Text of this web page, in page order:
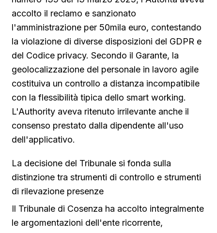
accolto il reclamo e sanzionato
l'amministrazione per 50mila euro, contestando
la violazione di diverse disposizioni del GDPR e
del Codice privacy. Secondo il Garante, la
geolocalizzazione del personale in lavoro agile
costituiva un controllo a distanza incompatibile
con la flessibilità tipica dello smart working.
L'Authority aveva ritenuto irrilevante anche il
consenso prestato dalla dipendente all'uso
dell'applicativo.
La decisione del Tribunale si fonda sulla
distinzione tra strumenti di controllo e strumenti
di rilevazione presenze
Il Tribunale di Cosenza ha accolto integralmente
le argomentazioni dell'ente ricorrente,